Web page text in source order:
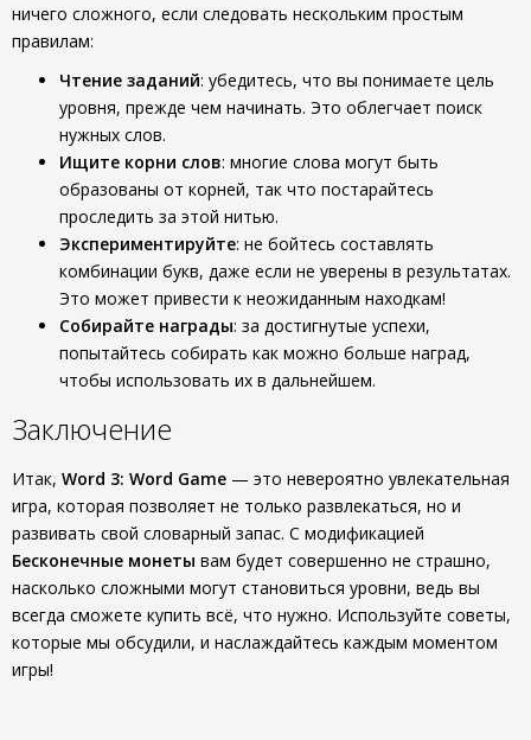
ничего сложного, если следовать нескольким простым
правилам:
Чтение заданий: убедитесь, что вы понимаете цель
уровня, прежде чем начинать. Это облегчает поиск
нужных слов.
Ищите корни слов: многие слова могут быть
образованы от корней, так что постарайтесь
проследить за этой нитью.
Экспериментируйте: не бойтесь составлять
комбинации букв, даже если не уверены в результатах.
Это может привести к неожиданным находкам!
Собирайте награды: за достигнутые успехи,
попытайтесь собирать как можно больше наград,
чтобы использовать их в дальнейшем.
Заключение
Итак, Word 3: Word Game — это невероятно увлекательная
игра, которая позволяет не только развлекаться, но и
развивать свой словарный запас. С модификацией
Бесконечные монеты вам будет совершенно не страшно,
насколько сложными могут становиться уровни, ведь вы
всегда сможете купить всё, что нужно. Используйте советы,
которые мы обсудили, и наслаждайтесь каждым моментом
игры!